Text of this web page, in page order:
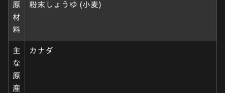
原
材
料
粉末しょうゆ (小麦)
主
な
原
産
カナダ